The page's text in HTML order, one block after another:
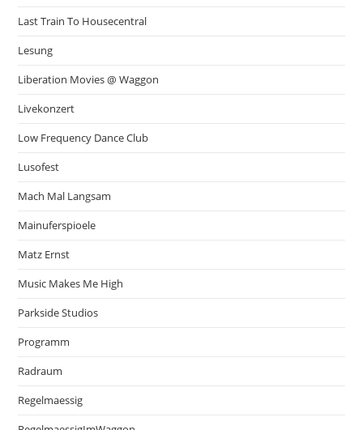
Last Train To Housecentral
Lesung
Liberation Movies @ Waggon
Livekonzert
Low Frequency Dance Club
Lusofest
Mach Mal Langsam
Mainuferspioele
Matz Ernst
Music Makes Me High
Parkside Studios
Programm
Radraum
Regelmaessig